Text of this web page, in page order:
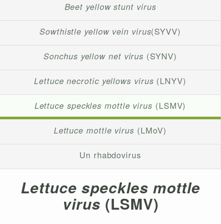
Beet yellow stunt virus
Sowthistle yellow vein virus(SYVV)
Sonchus yellow net virus (SYNV)
Lettuce necrotic yellows virus (LNYV)
Lettuce speckles mottle virus (LSMV)
Lettuce mottle virus (LMoV)
Un rhabdovirus
Lettuce speckles mottle
virus (LSMV)